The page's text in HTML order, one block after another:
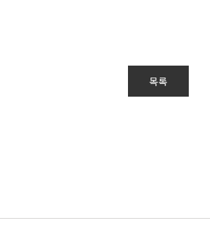
목록